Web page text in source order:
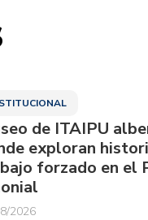
de ITAIPU
exploran
forzado en el
2026